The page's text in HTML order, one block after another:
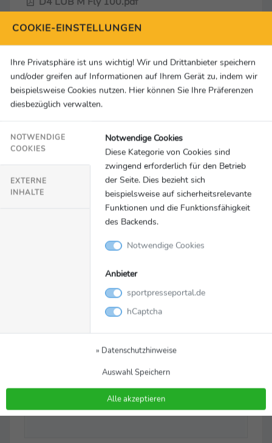
-
Download
D4 LUB W Back 100.pdf
COOKIE-EINSTELLUNGEN
Ihre Privatsphäre ist uns wichtig! Wir und Drittanbieter speichern
und/oder greifen auf Informationen auf Ihrem Gerät zu, indem wir
beispielsweise Cookies nutzen. Hier können Sie Ihre Präferenzen
diesbezüglich verwalten.
NOTWENDIGE
COOKIES
EXTERNE
INHALTE
Notwendige Cookies
Diese Kategorie von Cookies sind
zwingend erforderlich für den Betrieb
der Seite. Dies bezieht sich
beispielsweise auf sicherheitsrelevante
Funktionen und die Funktionsfähigkeit
des Backends.
Notwendige Cookies
Anbieter
sportpresseportal.de
hCaptcha
» Datenschutzhinweise
Auswahl Speichern
Alle akzeptieren